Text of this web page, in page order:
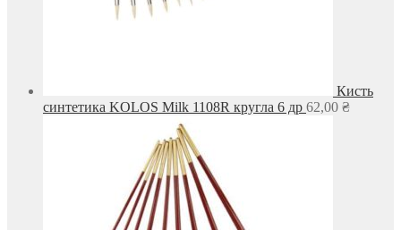
Кисть
синтетика KOLOS Milk 1108R кругла 6 др 62,00 ₴